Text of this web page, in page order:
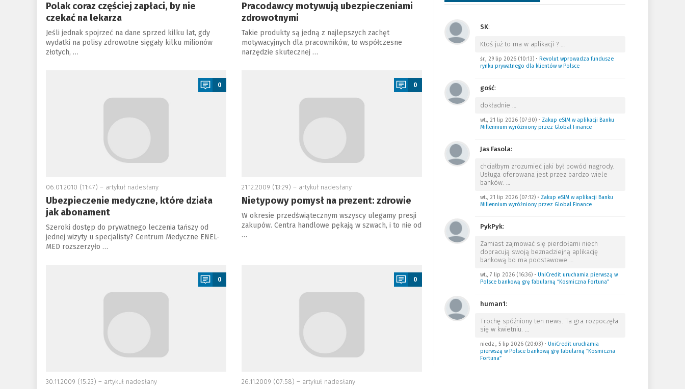
Polak coraz częściej zapłaci, by nie
czekać na lekarza
Jeśli jednak spojrzeć na dane sprzed kilku lat, gdy
wydatki na polisy zdrowotne sięgały kilku milionów
złotych, …
Pracodawcy motywują ubezpieczeniami
zdrowotnymi
Takie produkty są jedną z najlepszych zachęt
motywacyjnych dla pracowników, to współczesne
narzędzie skutecznej …
0
06.01.2010 (11:47) – artykuł nadesłany
Ubezpieczenie medyczne, które działa
jak abonament
Szeroki dostęp do prywatnego leczenia tańszy od
jednej wizyty u specjalisty? Centrum Medyczne ENEL-
MED rozszerzyło …
0
21.12.2009 (13:29) – artykuł nadesłany
Nietypowy pomysł na prezent: zdrowie
W okresie przedświątecznym wszyscy ulegamy presji
zakupów. Centra handlowe pękają w szwach, i to nie od
…
0
30.11.2009 (15:23) – artykuł nadesłany
0
26.11.2009 (07:58) – artykuł nadesłany
SK:
Ktoś już to ma w aplikacji ? …
śr., 29 lip 2026 (10:13)• Revolut wprowadza fundusze
rynku prywatnego dla klientów w Polsce
gość:
dokładnie …
wt., 21 lip 2026 (07:30)• Zakup eSIM w aplikacji Banku
Millennium wyróżniony przez Global Finance
Jas Fasola:
chciałbym zrozumieć jaki był powód nagrody.
Usługa oferowana jest przez bardzo wiele
banków. …
wt., 21 lip 2026 (07:12)• Zakup eSIM w aplikacji Banku
Millennium wyróżniony przez Global Finance
PykPyk:
Zamiast zajmować się pierdołami niech
dopracują swoją beznadziejną aplikację
bankową bo ma podstawowe …
wt., 7 lip 2026 (16:36)• UniCredit uruchamia pierwszą w
Polsce bankową grę fabularną “Kosmiczna Fortuna”
human1:
Trochę spóźniony ten news. Ta gra rozpoczęła
się w kwietniu. …
niedz., 5 lip 2026 (20:03)• UniCredit uruchamia
pierwszą w Polsce bankową grę fabularną “Kosmiczna
Fortuna”